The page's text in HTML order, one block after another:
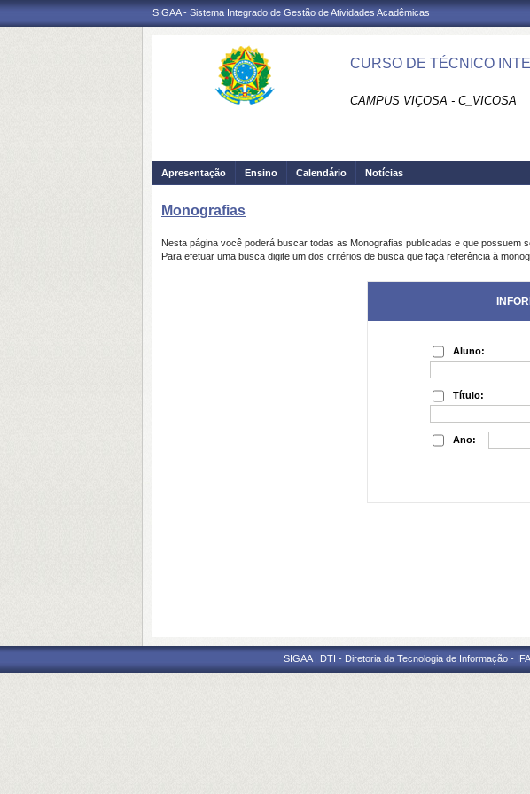
SIGAA - Sistema Integrado de Gestão de Atividades Acadêmicas
CURSO DE TÉCNICO
CAMPUS VIÇOSA - C_VICOSA
Apresentação Ensino Calendário Notícias
Monografias
Nesta página você poderá buscar todas as Monografias publicadas e que possuem
Para efetuar uma busca digite um dos critérios de busca que faça referência à
Aluno:
Título:
Ano:
SIGAA | DTI - Diretoria da Tecnologia de Informação -